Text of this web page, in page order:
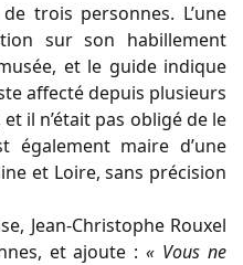
trois personnes. L’une
sur son habillement
et le guide indique
affecté depuis plusieurs
il n’était pas obligé de le
également maire d’une
et Loire, sans précision
Jean-Christophe Rouxel
et ajoute :« Vous ne